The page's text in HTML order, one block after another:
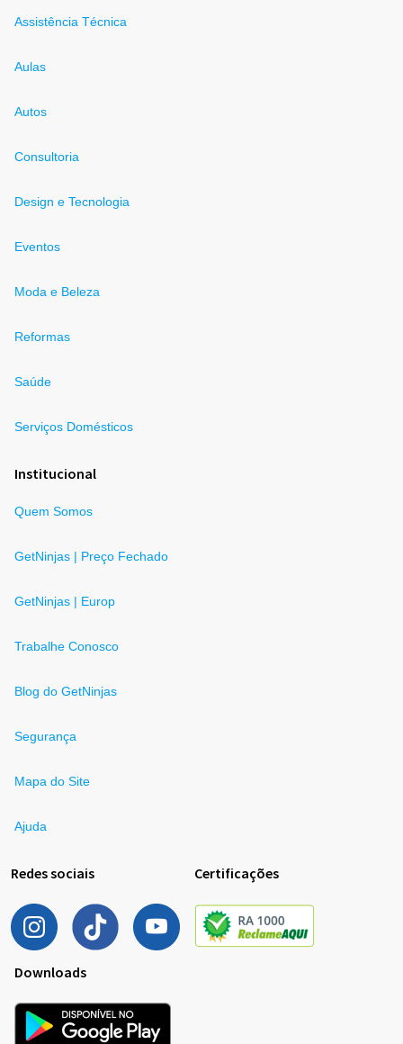
Assistência Técnica
Aulas
Autos
Consultoria
Design e Tecnologia
Eventos
Moda e Beleza
Reformas
Saúde
Serviços Domésticos
Institucional
Quem Somos
GetNinjas | Preço Fechado
GetNinjas | Europ
Trabalhe Conosco
Blog do GetNinjas
Segurança
Mapa do Site
Ajuda
Redes sociais Certificações
Downloads